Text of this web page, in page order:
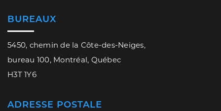
BUREAUX
5450, chemin de la Côte-des-Neiges,
bureau 100, Montréal, Québec
H3T 1Y6
ADRESSE POSTALE